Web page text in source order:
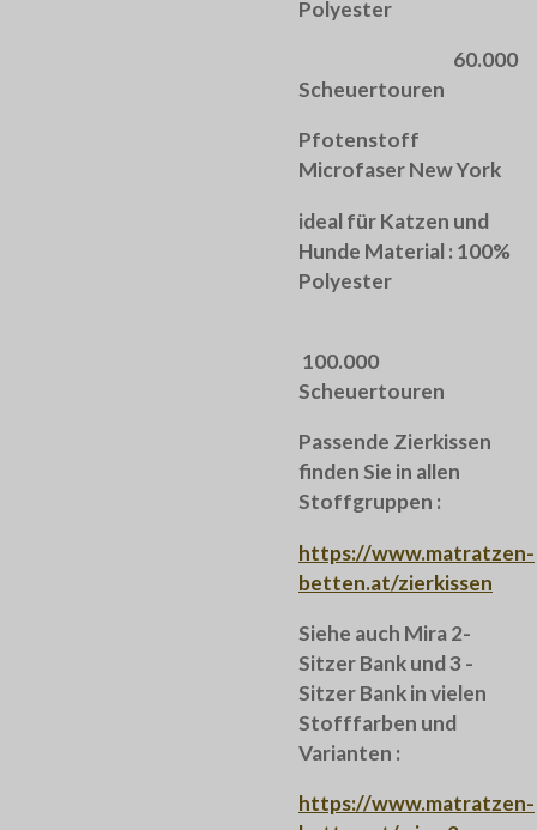
Polyester
60.000
Scheuertouren
Pfotenstoff
Microfaser New York
ideal für Katzen und
Hunde Material : 100%
Polyester
100.000
Scheuertouren
Passende Zierkissen
finden Sie in allen
Stoffgruppen :
https://www.matratzen-
betten.at/zierkissen
Siehe auch Mira 2-
Sitzer Bank und 3 -
Sitzer Bank in vielen
Stofffarben und
Varianten :
https://www.matratzen-